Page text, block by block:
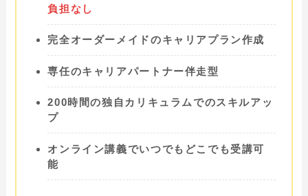
負担なし
完全オーダーメイドのキャリアプラン作成
専任のキャリアパートナー伴走型
200時間の独自カリキュラムでのスキルアッ
プ
オンライン講義でいつでもどこでも受講可
能